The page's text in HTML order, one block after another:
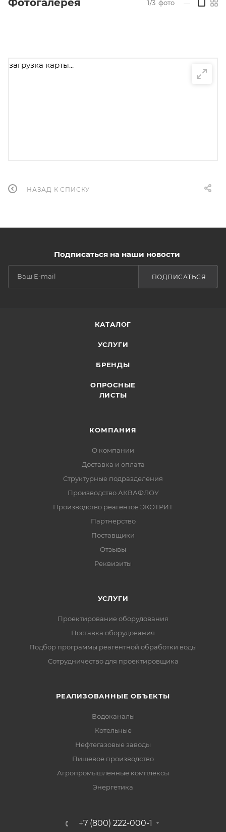
Фотогалерея 1/3 фото
загрузка карты...
НАЗАД К СПИСКУ
Подписаться на наши новости
ПОДПИСАТЬСЯ
КАТАЛОГ
УСЛУГИ
БРЕНДЫ
ОПРОСНЫЕ
ЛИСТЫ
КОМПАНИЯ
О компании
Доставка и оплата
Структурные подразделения
Производство АКВАФЛОУ
Производство реагентов ЭКОТРИТ
Партнерство
Поставщики
Отзывы
Реквизиты
УСЛУГИ
Проектирование оборудования
Поставка оборудования
Подбор программы реагентной обработки воды
Сотрудничество для проектировщика
РЕАЛИЗОВАННЫЕ ОБЪЕКТЫ
Водоканалы
Котельные
Нефтегазовые заводы
Пищевое производство
Агропромышленные комплексы
Энергетика
+7 (800) 222-000-1